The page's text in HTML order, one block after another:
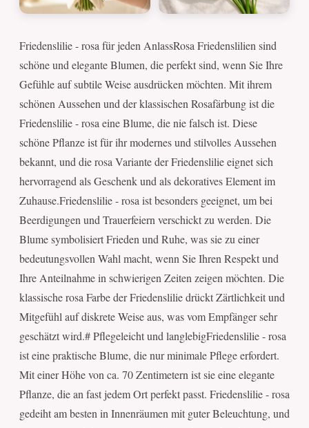
Friedenslilie - rosa für jeden AnlassRosa Friedenslilien sind
schöne und elegante Blumen, die perfekt sind, wenn Sie Ihre
Gefühle auf subtile Weise ausdrücken möchten. Mit ihrem
schönen Aussehen und der klassischen Rosafärbung ist die
Friedenslilie - rosa eine Blume, die nie falsch ist. Diese
schöne Pflanze ist für ihr modernes und stilvolles Aussehen
bekannt, und die rosa Variante der Friedenslilie eignet sich
hervorragend als Geschenk und als dekoratives Element im
Zuhause.Friedenslilie - rosa ist besonders geeignet, um bei
Beerdigungen und Trauerfeiern verschickt zu werden. Die
Blume symbolisiert Frieden und Ruhe, was sie zu einer
bedeutungsvollen Wahl macht, wenn Sie Ihren Respekt und
Ihre Anteilnahme in schwierigen Zeiten zeigen möchten. Die
klassische rosa Farbe der Friedenslilie drückt Zärtlichkeit und
Mitgefühl auf diskrete Weise aus, was vom Empfänger sehr
geschätzt wird.# Pflegeleicht und langlebigFriedenslilie - rosa
ist eine praktische Blume, die nur minimale Pflege erfordert.
Mit einer Höhe von ca. 70 Zentimetern ist sie eine elegante
Pflanze, die an fast jedem Ort perfekt passt. Friedenslilie - rosa
gedeiht am besten in Innenräumen mit guter Beleuchtung, und